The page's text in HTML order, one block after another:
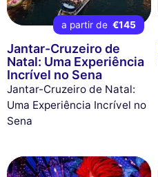
a partir de €145
Jantar-Cruzeiro de
Natal: Uma Experiência
Incrível no Sena
Jantar-Cruzeiro de Natal:
Uma Experiência Incrível no
Sena